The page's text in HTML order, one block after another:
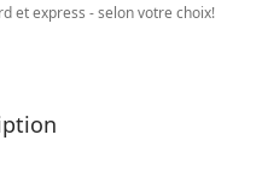
et express - selon votre choix!